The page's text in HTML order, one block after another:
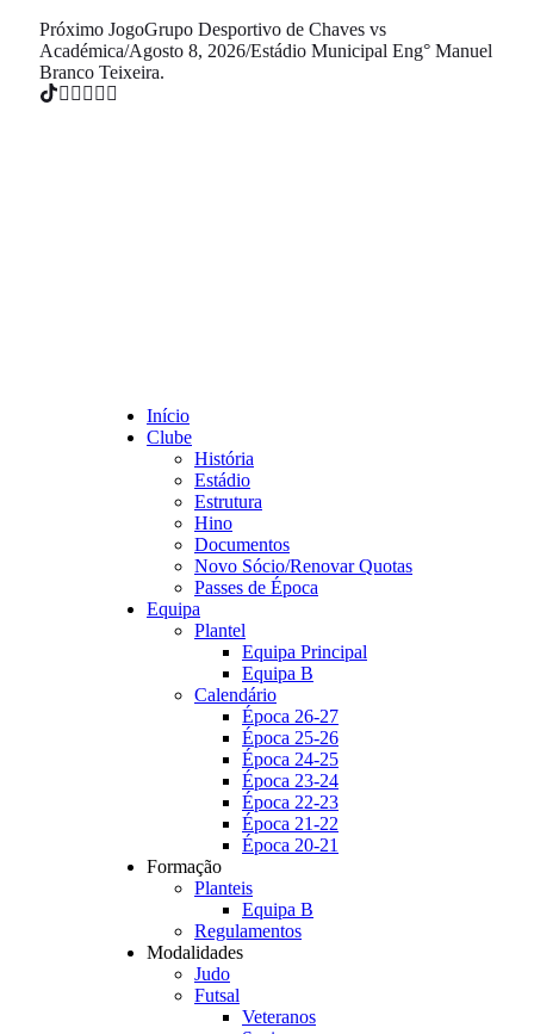
Próximo JogoGrupo Desportivo de Chaves vs
Académica/Agosto 8, 2026/Estádio Municipal Eng° Manuel
Branco Teixeira.
Início
Clube
História
Estádio
Estrutura
Hino
Documentos
Novo Sócio/Renovar Quotas
Passes de Época
Equipa
Plantel
Equipa Principal
Equipa B
Calendário
Época 26-27
Época 25-26
Época 24-25
Época 23-24
Época 22-23
Época 21-22
Época 20-21
Formação
Planteis
Equipa B
Regulamentos
Modalidades
Judo
Futsal
Veteranos